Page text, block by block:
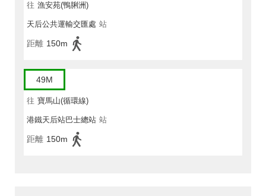
往 漁安苑(鴨脷洲)
天后公共運輸交匯處 站
距離 150m
49M
往 寶馬山(循環線)
港鐵天后站巴士總站 站
距離 150m